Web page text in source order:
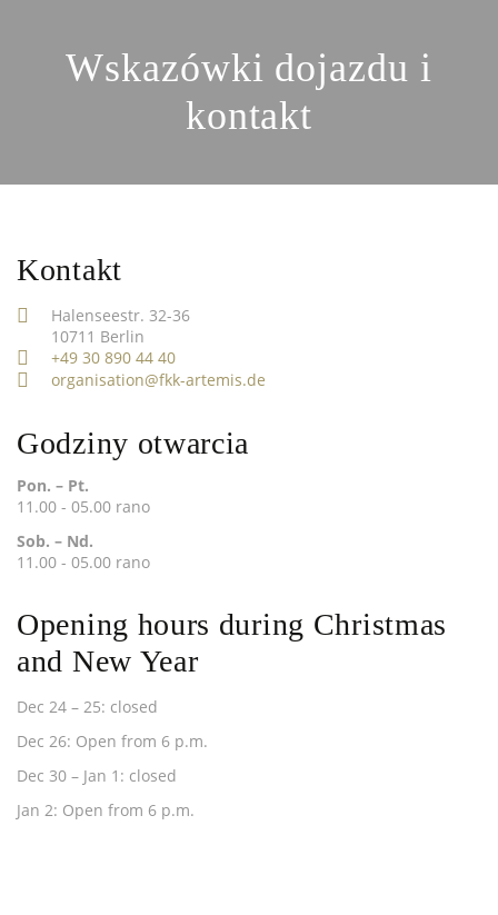
Wskazówki dojazdu i
kontakt
Kontakt
Halenseestr. 32-36
10711 Berlin
+49 30 890 44 40
organisation@fkk-artemis.de
Godziny otwarcia
Pon. – Pt.
11.00 - 05.00 rano
Sob. – Nd.
11.00 - 05.00 rano
Opening hours during Christmas
and New Year
Dec 24 – 25: closed
Dec 26: Open from 6 p.m.
Dec 30 – Jan 1: closed
Jan 2: Open from 6 p.m.